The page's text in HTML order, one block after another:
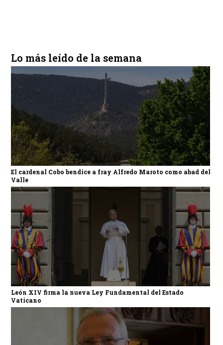
Lo más leído de la semana
El cardenal Cobo bendice a fray Alfredo Maroto como abad del
Valle
León XIV firma la nueva Ley Fundamental del Estado
Vaticano